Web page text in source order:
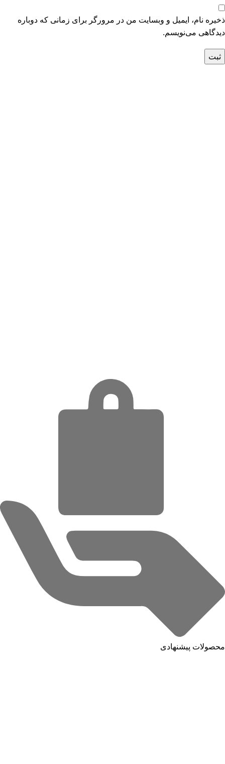
ذخیره نام، ایمیل و وبسایت من در مرورگر برای زمانی که دوباره
دیدگاهی می‌نویسم.
محصولات پیشنهادی